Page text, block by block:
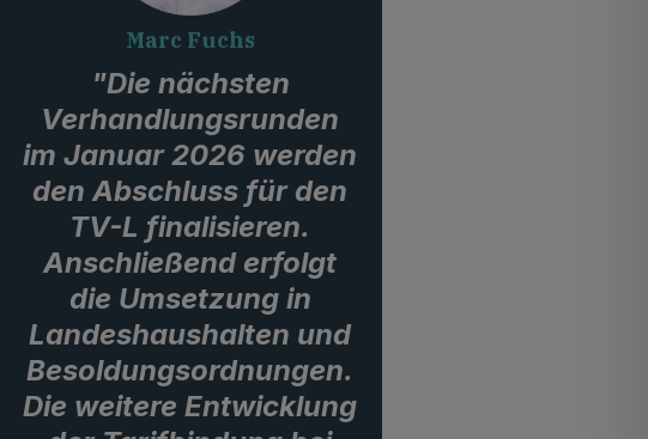
Marc Fuchs
"Die nächsten
Verhandlungsrunden
im Januar 2026 werden
den Abschluss für den
TV-L finalisieren.
Anschließend erfolgt
die Umsetzung in
Landes­haushalten und
Besoldungs­ordnungen.
Die weitere Entwicklung